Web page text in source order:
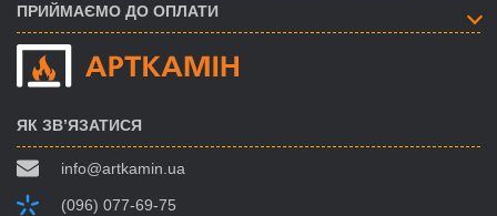
ПРИЙМАЄМО ДО ОПЛАТИ
ЯК ЗВ’ЯЗАТИСЯ
info@artkamin.ua
(096) 077-69-75